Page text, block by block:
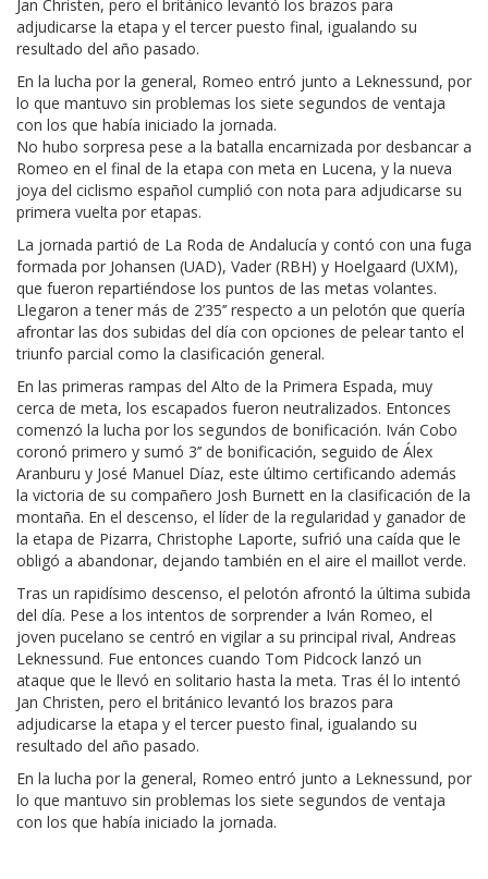
Jan Christen, pero el británico levantó los brazos para
adjudicarse la etapa y el tercer puesto final, igualando su
resultado del año pasado.
En la lucha por la general, Romeo entró junto a Leknessund, por
lo que mantuvo sin problemas los siete segundos de ventaja
con los que había iniciado la jornada.
No hubo sorpresa pese a la batalla encarnizada por desbancar a
Romeo en el final de la etapa con meta en Lucena, y la nueva
joya del ciclismo español cumplió con nota para adjudicarse su
primera vuelta por etapas.
La jornada partió de La Roda de Andalucía y contó con una fuga
formada por Johansen (UAD), Vader (RBH) y Hoelgaard (UXM),
que fueron repartiéndose los puntos de las metas volantes.
Llegaron a tener más de 2’35’’ respecto a un pelotón que quería
afrontar las dos subidas del día con opciones de pelear tanto el
triunfo parcial como la clasificación general.
En las primeras rampas del Alto de la Primera Espada, muy
cerca de meta, los escapados fueron neutralizados. Entonces
comenzó la lucha por los segundos de bonificación. Iván Cobo
coronó primero y sumó 3’’ de bonificación, seguido de Álex
Aranburu y José Manuel Díaz, este último certificando además
la victoria de su compañero Josh Burnett en la clasificación de la
montaña. En el descenso, el líder de la regularidad y ganador de
la etapa de Pizarra, Christophe Laporte, sufrió una caída que le
obligó a abandonar, dejando también en el aire el maillot verde.
Tras un rapidísimo descenso, el pelotón afrontó la última subida
del día. Pese a los intentos de sorprender a Iván Romeo, el
joven pucelano se centró en vigilar a su principal rival, Andreas
Leknessund. Fue entonces cuando Tom Pidcock lanzó un
ataque que le llevó en solitario hasta la meta. Tras él lo intentó
Jan Christen, pero el británico levantó los brazos para
adjudicarse la etapa y el tercer puesto final, igualando su
resultado del año pasado.
En la lucha por la general, Romeo entró junto a Leknessund, por
lo que mantuvo sin problemas los siete segundos de ventaja
con los que había iniciado la jornada.